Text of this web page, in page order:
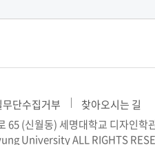
단수집거부
찾아오시는 길
65 (신월동) 세명대학교 디자인학
University ALL RIGHTS